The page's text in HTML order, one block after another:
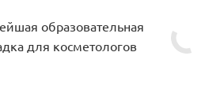
образовательная
для косметологов